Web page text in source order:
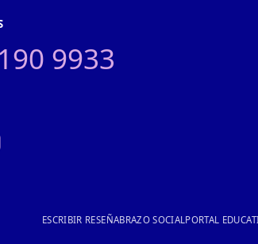
9933
ESCRIBIR RESEÑABRAZO SOCIAL PORTAL